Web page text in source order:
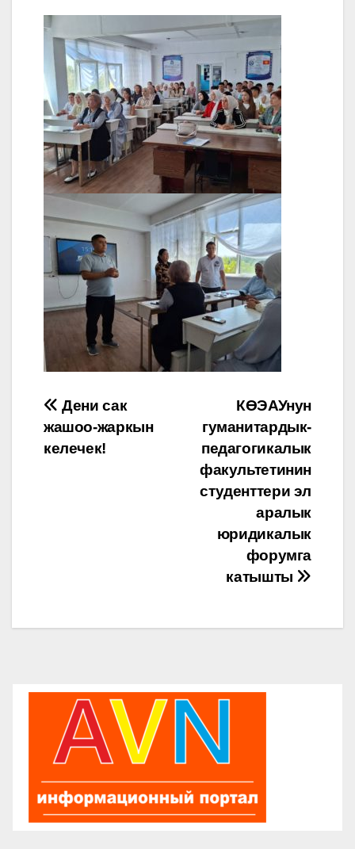
Post
navigation
КӨЭАУнун
гуманитардык-
педагогикалык
факультетинин
студенттери эл
аралык
юридикалык
форумга
катышты
Дени сак
жашоо-жаркын
келечек!